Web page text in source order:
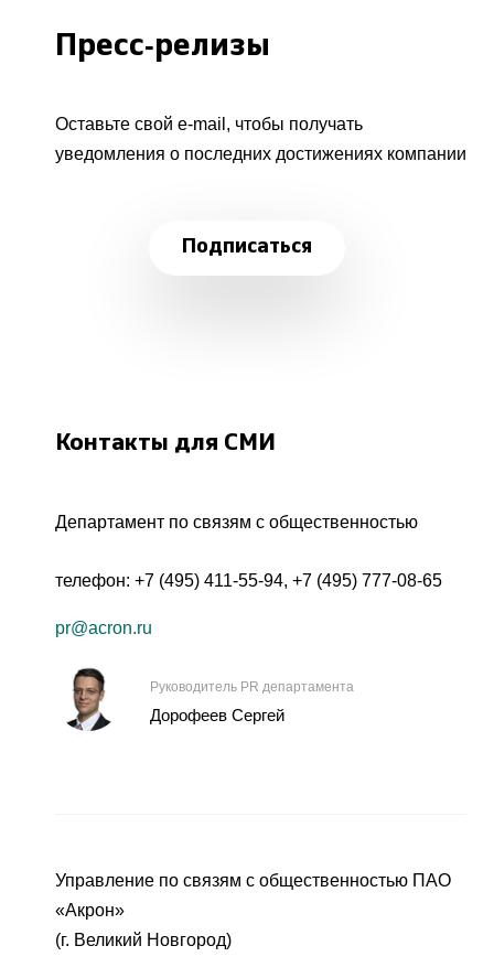
Пресс-релизы
Оставьте свой e-mail, чтобы получать
уведомления о последних достижениях компании
Подписаться
Контакты для СМИ
Департамент по связям с общественностью
телефон: +7 (495) 411-55-94, +7 (495) 777-08-65
pr@acron.ru
Руководитель PR департамента
Дорофеев Сергей
Управление по связям с общественностью ПАО
«Акрон»
(г. Великий Новгород)